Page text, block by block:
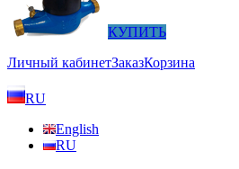
КУПИТЬ
Личный кабинетЗаказКорзина
RU
English
RU